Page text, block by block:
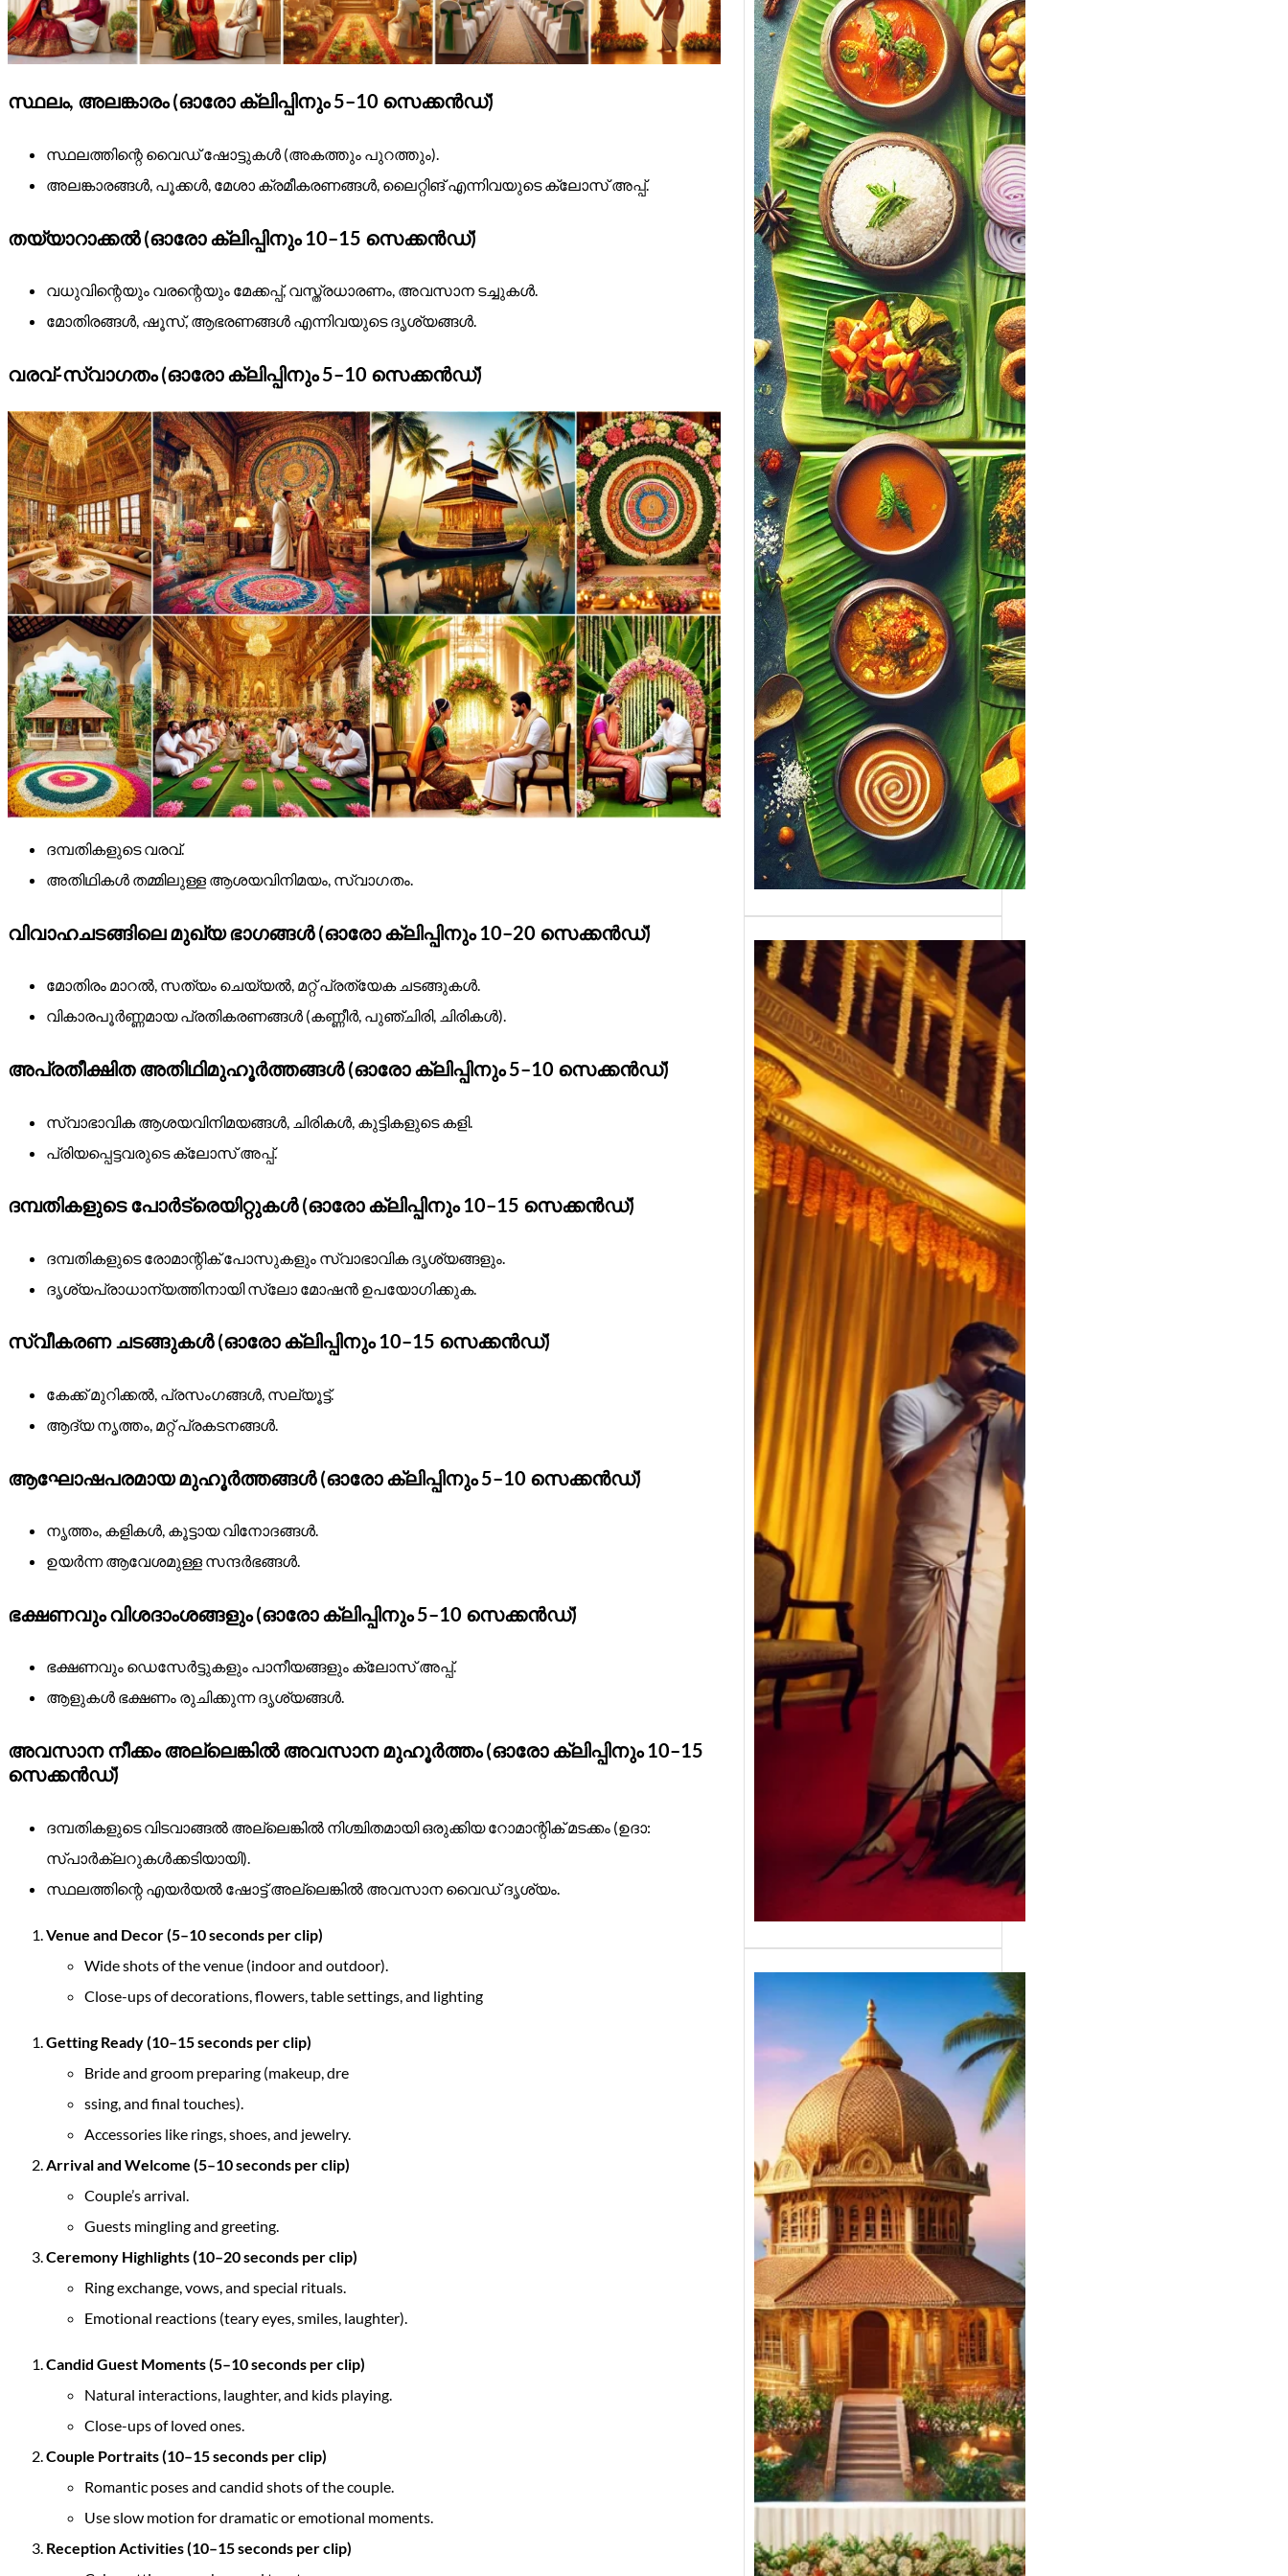
സ്ഥലം, അലങ്കാരം (ഓരോ ക്ലിപ്പിനും 5–10 സെക്കൻഡ്)
സ്ഥലത്തിന്റെ വൈഡ് ഷോട്ടുകൾ (അകത്തും പുറത്തും).
അലങ്കാരങ്ങൾ, പൂക്കൾ, മേശാ ക്രമീകരണങ്ങൾ, ലൈറ്റിങ് എന്നിവയുടെ ക്ലോസ് അപ്പ്.
തയ്യാറാക്കൽ (ഓരോ ക്ലിപ്പിനും 10–15 സെക്കൻഡ്)
വധുവിന്റെയും വരന്റെയും മേക്കപ്പ്, വസ്ത്രധാരണം, അവസാന ടച്ചുകൾ.
മോതിരങ്ങൾ, ഷൂസ്, ആഭരണങ്ങൾ എന്നിവയുടെ ദൃശ്യങ്ങൾ.
വരവ്-സ്വാഗതം (ഓരോ ക്ലിപ്പിനും 5–10 സെക്കൻഡ്)
ദമ്പതികളുടെ വരവ്.
അതിഥികൾ തമ്മിലുള്ള ആശയവിനിമയം, സ്വാഗതം.
വിവാഹചടങ്ങിലെ മുഖ്യ ഭാഗങ്ങൾ (ഓരോ ക്ലിപ്പിനും 10–20 സെക്കൻഡ്)
മോതിരം മാറൽ, സത്യം ചെയ്യൽ, മറ്റ് പ്രത്യേക ചടങ്ങുകൾ.
വികാരപൂർണ്ണമായ പ്രതികരണങ്ങൾ (കണ്ണീർ, പുഞ്ചിരി, ചിരികൾ).
അപ്രതീക്ഷിത അതിഥിമുഹൂർത്തങ്ങൾ (ഓരോ ക്ലിപ്പിനും 5–10 സെക്കൻഡ്)
സ്വാഭാവിക ആശയവിനിമയങ്ങൾ, ചിരികൾ, കുട്ടികളുടെ കളി.
പ്രിയപ്പെട്ടവരുടെ ക്ലോസ് അപ്പ്.
ദമ്പതികളുടെ പോർട്രെയിറ്റുകൾ (ഓരോ ക്ലിപ്പിനും 10–15 സെക്കൻഡ്)
ദമ്പതികളുടെ രോമാന്റിക് പോസുകളും സ്വാഭാവിക ദൃശ്യങ്ങളും.
ദൃശ്യപ്രാധാന്യത്തിനായി സ്ലോ മോഷൻ ഉപയോഗിക്കുക.
സ്വീകരണ ചടങ്ങുകൾ (ഓരോ ക്ലിപ്പിനും 10–15 സെക്കൻഡ്)
കേക്ക് മുറിക്കൽ, പ്രസംഗങ്ങൾ, സല്യൂട്ട്.
ആദ്യ നൃത്തം, മറ്റ് പ്രകടനങ്ങൾ.
ആഘോഷപരമായ മുഹൂർത്തങ്ങൾ (ഓരോ ക്ലിപ്പിനും 5–10 സെക്കൻഡ്)
നൃത്തം, കളികൾ, കൂട്ടായ വിനോദങ്ങൾ.
ഉയർന്ന ആവേശമുള്ള സന്ദർഭങ്ങൾ.
ഭക്ഷണവും വിശദാംശങ്ങളും (ഓരോ ക്ലിപ്പിനും 5–10 സെക്കൻഡ്)
ഭക്ഷണവും ഡെസേർട്ടുകളും പാനീയങ്ങളും ക്ലോസ് അപ്പ്.
ആളുകൾ ഭക്ഷണം രുചിക്കുന്ന ദൃശ്യങ്ങൾ.
അവസാന നീക്കം അല്ലെങ്കിൽ അവസാന മുഹൂർത്തം (ഓരോ ക്ലിപ്പിനും 10–15
സെക്കൻഡ്)
ദമ്പതികളുടെ വിടവാങ്ങൽ അല്ലെങ്കിൽ നിശ്ചിതമായി ഒരുക്കിയ റോമാന്റിക് മടക്കം (ഉദാ:
സ്പാർക്ലറുകൾക്കടിയായി).
സ്ഥലത്തിന്റെ എയർയൽ ഷോട്ട് അല്ലെങ്കിൽ അവസാന വൈഡ് ദൃശ്യം.
Venue and Decor (5–10 seconds per clip)
Wide shots of the venue (indoor and outdoor).
Close-ups of decorations, flowers, table settings, and lighting
Getting Ready (10–15 seconds per clip)
Bride and groom preparing (makeup, dre
ssing, and final touches).
Accessories like rings, shoes, and jewelry.
Arrival and Welcome (5–10 seconds per clip)
Couple’s arrival.
Guests mingling and greeting.
Ceremony Highlights (10–20 seconds per clip)
Ring exchange, vows, and special rituals.
Emotional reactions (teary eyes, smiles, laughter).
Candid Guest Moments (5–10 seconds per clip)
Natural interactions, laughter, and kids playing.
Close-ups of loved ones.
Couple Portraits (10–15 seconds per clip)
Romantic poses and candid shots of the couple.
Use slow motion for dramatic or emotional moments.
Reception Activities (10–15 seconds per clip)
Kerala Mallu Wedding
Menu Finder Tool |
Soulful Events
Koyilandy
Soulful Events · Kerala
Build Your Wedding
Catering Menu Pick…
Kerala Wedding Cost
Estimator | Soulful
Event Koyilandy
Kerala Wedding Cost
Estimator – Soulful Events
Kerala Wedding Cost…
Top Wedding Card
Designers and Printers
in Koyilandy Calicut
Wedding Card Designer
Finder – Soulful Events